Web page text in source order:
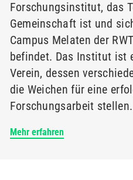
Forschungsinstitut, das
Gemeinschaft ist und
Campus Melaten der
befindet. Das Institut ist
Verein, dessen
die Weichen für eine
Forschungsarbeit stellen.
Mehr erfahren